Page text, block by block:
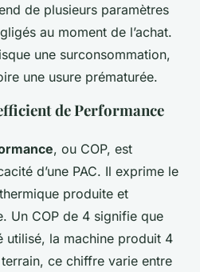
de plusieurs paramètres
au moment de l’achat.
une surconsommation,
une usure prématurée.
de Performance
, ou COP, est
d’une PAC. Il exprime le
produite et
Un COP de 4 signifie que
utilisé, la machine produit 4
ce chiffre varie entre